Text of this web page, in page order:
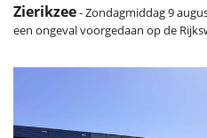
Zierikzee- Zondagmiddag 9
een ongeval voorgedaan op de